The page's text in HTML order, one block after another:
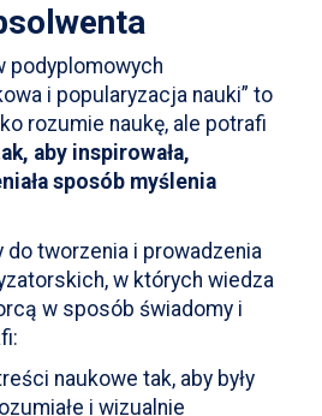
podyplomowych
i popularyzacja nauki” to
rozumie naukę, ale potrafi
aby inspirowała,
sposób myślenia
tworzenia i prowadzenia
w których wiedza
w sposób świadomy i
naukowe tak, aby były
i wizualnie